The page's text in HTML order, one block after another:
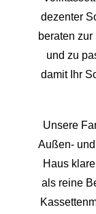
dezenter
beraten
und zu
damit Ihr
Unsere
Außen-
Haus
als reine